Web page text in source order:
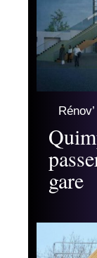
Rénov’
gare